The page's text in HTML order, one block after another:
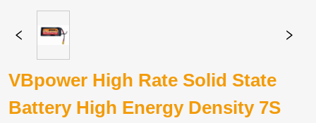
VBpower High Rate Solid State
Battery High Energy Density 7S